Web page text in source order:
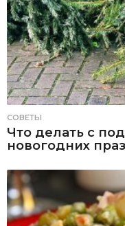
СОВЕТЫ
Что делать с
новогодних